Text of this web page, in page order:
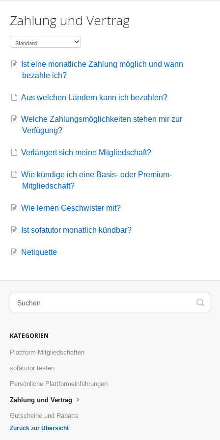
Zahlung und Vertrag
Ist eine monatliche Zahlung möglich und wann
bezahle ich?
Aus welchen Ländern kann ich bezahlen?
Welche Zahlungsmöglichkeiten stehen mir zur
Verfügung?
Verlängert sich meine Mitgliedschaft?
Wie kündige ich eine Basis- oder Premium-
Mitgliedschaft?
Wie lernen Geschwister mit?
Ist sofatutor monatlich kündbar?
Netiquette
KATEGORIEN
Plattform-Mitgliedschaften
sofatutor testen
Persönliche Plattformeinführungen
Zahlung und Vertrag
Gutscheine und Rabatte
Zurück zur Übersicht